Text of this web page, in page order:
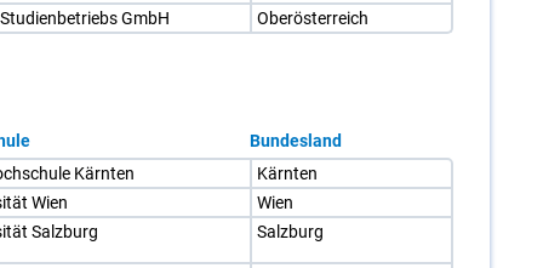
GmbH
Ober­ös­ter­reich
Bundesland
Kärn­ten
Kärn­ten
Wien
Wien
Salz­burg
Salz­burg